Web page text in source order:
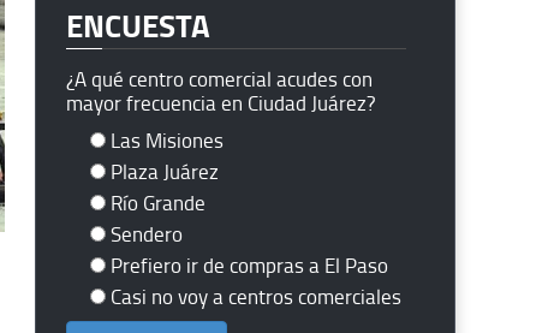
ENCUESTA
¿A qué centro comercial acudes con
mayor frecuencia en Ciudad Juárez?
Las Misiones
Plaza Juárez
Río Grande
Sendero
Prefiero ir de compras a El Paso
Casi no voy a centros comerciales